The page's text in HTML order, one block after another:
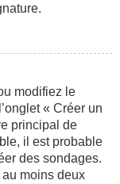
modifiez le
« Créer un
principal de
il est probable
des sondages.
moins deux